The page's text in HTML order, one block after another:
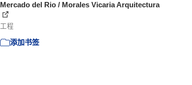
Mercado del Rio / Morales Vicaria Arquitectura
工程
添加书签